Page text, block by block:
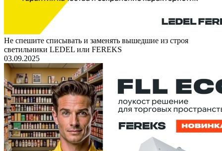
Не спешите списывать и заменять вышедшие из строя
светильники LEDEL или FEREKS
03.09.2025